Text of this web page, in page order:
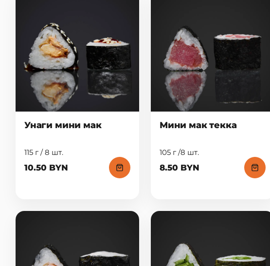
Унаги мини мак
115 г / 8 шт.
10.50 BYN
Мини мак текка
105 г /8 шт.
8.50 BYN